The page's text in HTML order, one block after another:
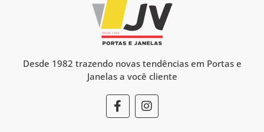
Desde 1982 trazendo novas tendências em Portas e
Janelas a você cliente
F
a
c
I
n
s